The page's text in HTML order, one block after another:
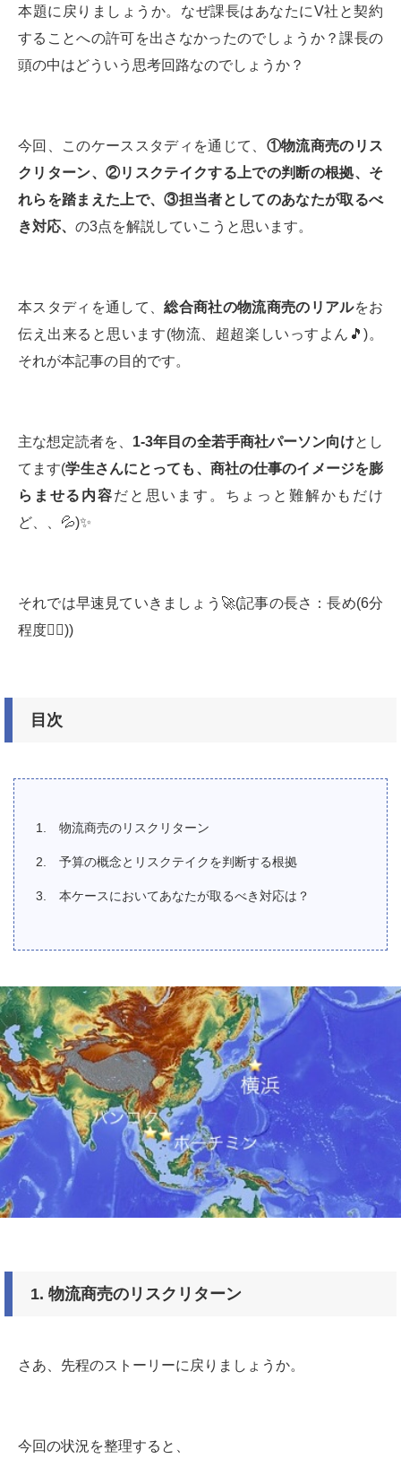
本題に戻りましょうか。なぜ課長はあなたにV社と契約
することへの許可を出さなかったのでしょうか？課長の
頭の中はどういう思考回路なのでしょうか？
今回、このケーススタディを通じて、 ①物流商売のリス
クリターン、②リスクテイクする上での判断の根拠、そ
れらを踏まえた上で、③担当者としてのあなたが取るべ
き対応、 の3点を解説していこうと思います。
本スタディを通して、総合商社の物流商売のリアルをお
伝え出来ると思います(物流、超超楽しいっすよん🎵)。
それが本記事の目的です。
主な想定読者を、 1-3年目の全若手商社パーソン向けとし
てます(学生さんにとっても、商社の仕事のイメージを膨
らませる内容だと思います。ちょっと難解かもだけ
ど、、💦)✨
それでは早速見ていきましょう🚀(記事の長さ：長め(6分
程度🙇‍♂️))
目次
物流商売のリスクリターン
予算の概念とリスクテイクを判断する根拠
本ケースにおいてあなたが取るべき対応は？
1. 物流商売のリスクリターン
さあ、先程のストーリーに戻りましょうか。
今回の状況を整理すると、